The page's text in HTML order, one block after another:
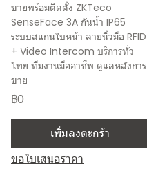
ขายพร้อมติดตั้ง ZKTeco
SenseFace 3A กันน้ำ IP65
ระบบสแกนใบหน้า ลายนิ้วมือ RFID
+ Video Intercom บริการทั่ว
ไทย ทีมงานมืออาชีพ ดูแลหลังการ
ขาย
฿0
เพิ่มลงตะกร้า
ขอใบเสนอราคา